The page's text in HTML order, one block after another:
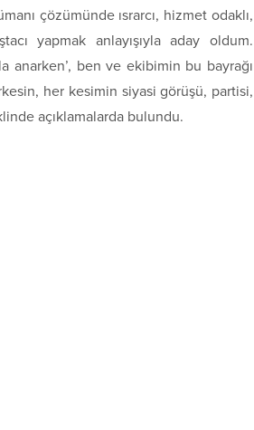
çözümünde ısrarcı, hizmet odaklı,
yapmak anlayışıyla aday oldum.
anarken’, ben ve ekibimin bu bayrağı
her kesimin siyasi görüşü, partisi,
açıklamalarda bulundu.